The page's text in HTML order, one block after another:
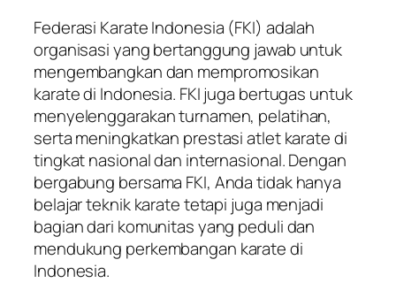
Federasi Karate Indonesia (FKI) adalah
organisasi yang bertanggung jawab untuk
mengembangkan dan mempromosikan
karate di Indonesia. FKI juga bertugas untuk
menyelenggarakan turnamen, pelatihan,
serta meningkatkan prestasi atlet karate di
tingkat nasional dan internasional. Dengan
bergabung bersama FKI, Anda tidak hanya
belajar teknik karate tetapi juga menjadi
bagian dari komunitas yang peduli dan
mendukung perkembangan karate di
Indonesia.